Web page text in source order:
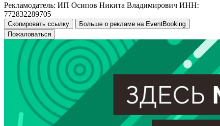
Рекламодатель: ИП Осипов Никита Владимирович ИНН:
772832289705
Скопировать ссылку
Больше о рекламе на EventBooking
Пожаловаться